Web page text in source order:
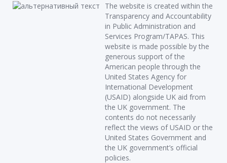
The website is created within the
Transparency and Accountability
in Public Administration and
Services Program/TAPAS. This
website is made possible by the
generous support of the
American people through the
United States Agency for
International Development
(USAID) alongside UK aid from
the UK government. The
contents do not necessarily
reflect the views of USAID or the
United States Government and
the UK government’s official
policies.